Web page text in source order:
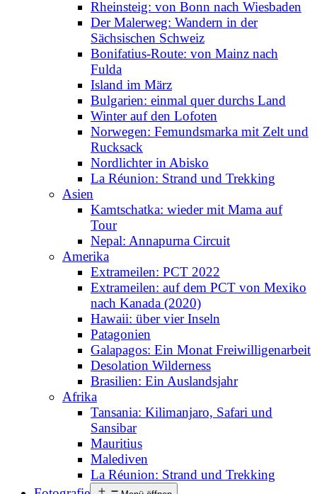
Rheinsteig: von Bonn nach Wiesbaden
Der Malerweg: Wandern in der
Sächsischen Schweiz
Bonifatius-Route: von Mainz nach
Fulda
Island im März
Bulgarien: einmal quer durchs Land
Winter auf den Lofoten
Norwegen: Femundsmarka mit Zelt und
Rucksack
Nordlichter in Abisko
La Réunion: Strand und Trekking
Asien
Kamtschatka: wieder mit Mama auf
Tour
Nepal: Annapurna Circuit
Amerika
Extrameilen: PCT 2022
Extrameilen: auf dem PCT von Mexiko
nach Kanada (2020)
Hawaii: über vier Inseln
Patagonien
Galapagos: Ein Monat Freiwilligenarbeit
Desolation Wilderness
Brasilien: Ein Auslandsjahr
Afrika
Tansania: Kilimanjaro, Safari und
Sansibar
Mauritius
Malediven
La Réunion: Strand und Trekking